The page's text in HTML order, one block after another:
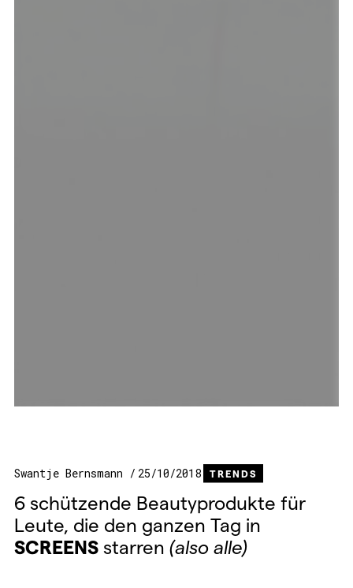
Swantje Bernsmann 25/10/2018 TRENDS
6 schützende Beautyprodukte für
Leute, die den ganzen Tag in
SCREENS starren (also alle)